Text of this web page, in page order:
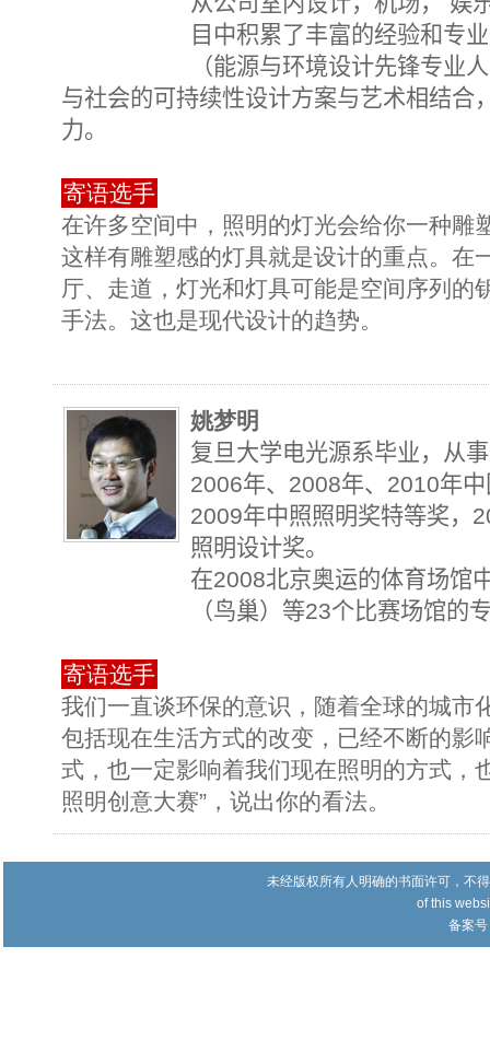
目中积累了丰富的经验和专
（能源与环境设计先锋专业
与社会的可持续性设计方案与艺术相结合
力。
寄语选手
在许多空间中，照明的灯光会给你一种雕
这样有雕塑感的灯具就是设计的重点。在
厅、走道，灯光和灯具可能是空间序列的
手法。这也是现代设计的趋势。
姚梦明
复旦大学电光源系毕业，从
2006年、 2008年、 2010年
2009年中照照明奖特等奖，
照明设计奖。
在2008北京奥运的体育场馆
（鸟巢）等23个比赛场馆的
寄语选手
我们一直谈环保的意识，随着全球的城市
包括现在生活方式的改变，已经不断的影
式，也一定影响着我们现在照明的方式，
照明创意大赛”，说出你的看法。
未经版权所有人明确的书面许可，不
of this
备案